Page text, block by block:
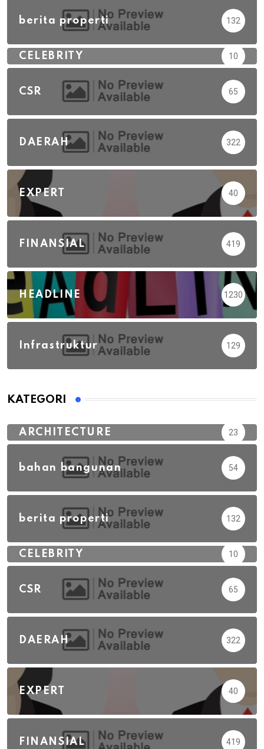
berita properti 132
CELEBRITY 10
CSR 65
DAERAH 322
EXPERT 40
FINANSIAL 419
HEADLINE 1230
Infrastruktur 129
KATEGORI
ARCHITECTURE 23
bahan bangunan 54
berita properti 132
CELEBRITY 10
CSR 65
DAERAH 322
EXPERT 40
FINANSIAL 419